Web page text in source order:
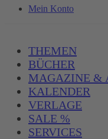
Mein Konto
THEMEN
BÜCHER
MAGAZINE &
KALENDER
VERLAGE
SALE %
SERVICES